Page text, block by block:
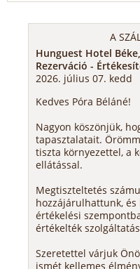
A
Hunguest Hotel
Rezerváció -
2026. július 07. kedd
Kedves Póra Béláné!
Nagyon köszönjük,
tapasztalatait.
tiszta környezettel, a
ellátással.
Megtiszteltetés
hozzájárulhattunk,
értékelési
értékelték
Szeretettel várjuk
ismét kellemes